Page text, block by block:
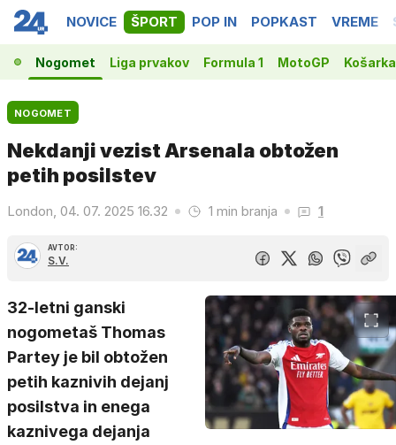
NOVICE ŠPORT POP IN POPKAST VREME
Nogomet Liga prvakov Formula 1 MotoGP Košarka
NOGOMET
Nekdanji vezist Arsenala obtožen
petih posilstev
London, 04. 07. 2025 16.32 1 min branja 1
AVTOR:
S.V.
32-letni ganski
nogometaš Thomas
Partey je bil obtožen
petih kaznivih dejanj
posilstva in enega
kaznivega dejanja